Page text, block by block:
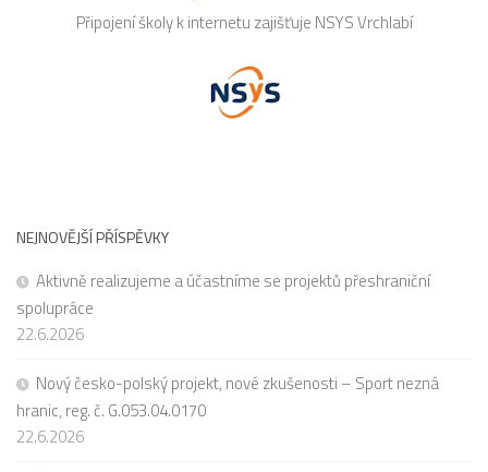
Připojení školy k internetu zajišťuje NSYSVrchlabí
NEJNOVĚJŠÍ PŘÍSPĚVKY
Aktivně realizujeme a účastníme se projektů přeshraniční
spolupráce
22.6.2026
Nový česko-polský projekt, nové zkušenosti – Sport nezná
hranic, reg. č. G.053.04.0170
22.6.2026